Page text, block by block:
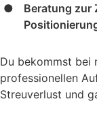
Beratung zur
Du bekommst bei
professionellen
Streuverlust und